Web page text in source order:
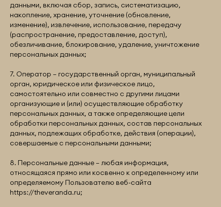
данными, включая сбор, запись, систематизацию,
накопление, хранение, уточнение (обновление,
изменение), извлечение, использование, передачу
(распространение, предоставление, доступ),
обезличивание, блокирование, удаление, уничтожение
персональных данных;
7. Оператор – государственный орган, муниципальный
орган, юридическое или физическое лицо,
самостоятельно или совместно с другими лицами
организующие и (или) осуществляющие обработку
персональных данных, а также определяющие цели
обработки персональных данных, состав персональных
данных, подлежащих обработке, действия (операции),
совершаемые с персональными данными;
8. Персональные данные – любая информация,
относящаяся прямо или косвенно к определенному или
определяемому Пользователю веб-сайта
https://theveranda.ru;